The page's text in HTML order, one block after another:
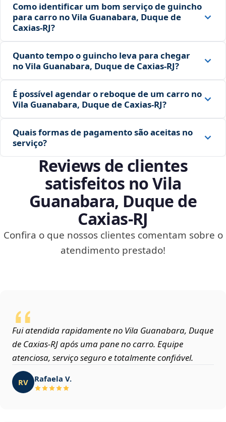
Como identificar um bom serviço de guincho
para carro no Vila Guanabara, Duque de
Caxias‑RJ?
Quanto tempo o guincho leva para chegar
no Vila Guanabara, Duque de Caxias‑RJ?
É possível agendar o reboque de um carro no
Vila Guanabara, Duque de Caxias‑RJ?
Quais formas de pagamento são aceitas no
serviço?
Reviews de clientes
satisfeitos no Vila
Guanabara, Duque de
Caxias‑RJ
Confira o que nossos clientes comentam sobre o
atendimento prestado!
Fui atendida rapidamente no Vila Guanabara, Duque
de Caxias‑RJ após uma pane no carro. Equipe
atenciosa, serviço seguro e totalmente confiável.
RV Rafaela V.